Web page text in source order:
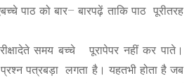
बच्चे पाठ को बार–बारपढ़ें ताकि पाठ पूरीतरह
देते समय बच्चे पूरापेपर नहीं कर पाते।
प्रश्न पत्रबड़ा लगता है। यहतभी होता है जब